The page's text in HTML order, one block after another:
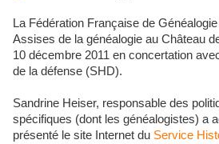
La Fédération Française de
Assises de la généalogie au Château
10 décembre 2011 en concertation
de la défense (SHD).
Sandrine Heiser, responsable des
spécifiques (dont les généalogistes) a
présenté le site Internet du Service